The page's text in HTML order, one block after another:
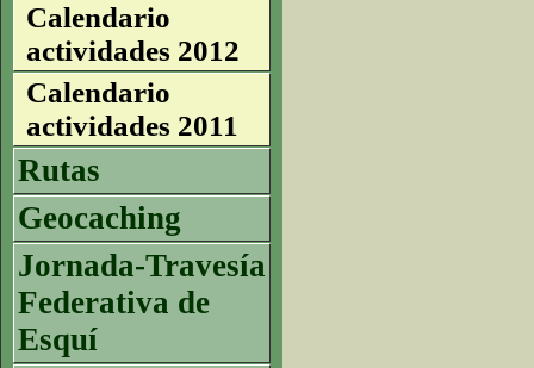
Calendario
actividades 2012
Calendario
actividades 2011
Rutas
Geocaching
Jornada-Travesía
Federativa de
Esquí